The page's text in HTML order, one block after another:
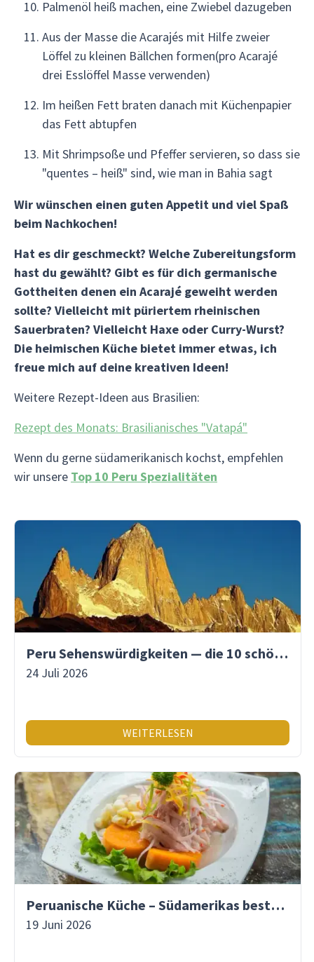
Palmenöl heiß machen, eine Zwiebel dazugeben
Aus der Masse die Acarajés mit Hilfe zweier
Löffel zu kleinen Bällchen formen(pro Acarajé
drei Esslöffel Masse verwenden)
Im heißen Fett braten danach mit Küchenpapier
das Fett abtupfen
Mit Shrimpsoße und Pfeffer servieren, so dass sie
"quentes – heiß" sind, wie man in Bahia sagt
Wir wünschen einen guten Appetit und viel Spaß
beim Nachkochen!
Hat es dir geschmeckt? Welche Zubereitungsform
hast du gewählt? Gibt es für dich germanische
Gottheiten denen ein Acarajé geweiht werden
sollte? Vielleicht mit püriertem rheinischen
Sauerbraten? Vielleicht Haxe oder Curry-Wurst?
Die heimischen Küche bietet immer etwas, ich
freue mich auf deine kreativen Ideen!
Weitere Rezept-Ideen aus Brasilien:
Rezept des Monats: Brasilianisches "Vatapá"
Wenn du gerne südamerikanisch kochst, empfehlen
wir unsere Top 10 Peru Spezialitäten
Peru Sehenswürdigkeiten — die 10 schönsten Orte
24 Juli 2026
WEITERLESEN
Peruanische Küche – Südamerikas beste Gastronomie
19 Juni 2026